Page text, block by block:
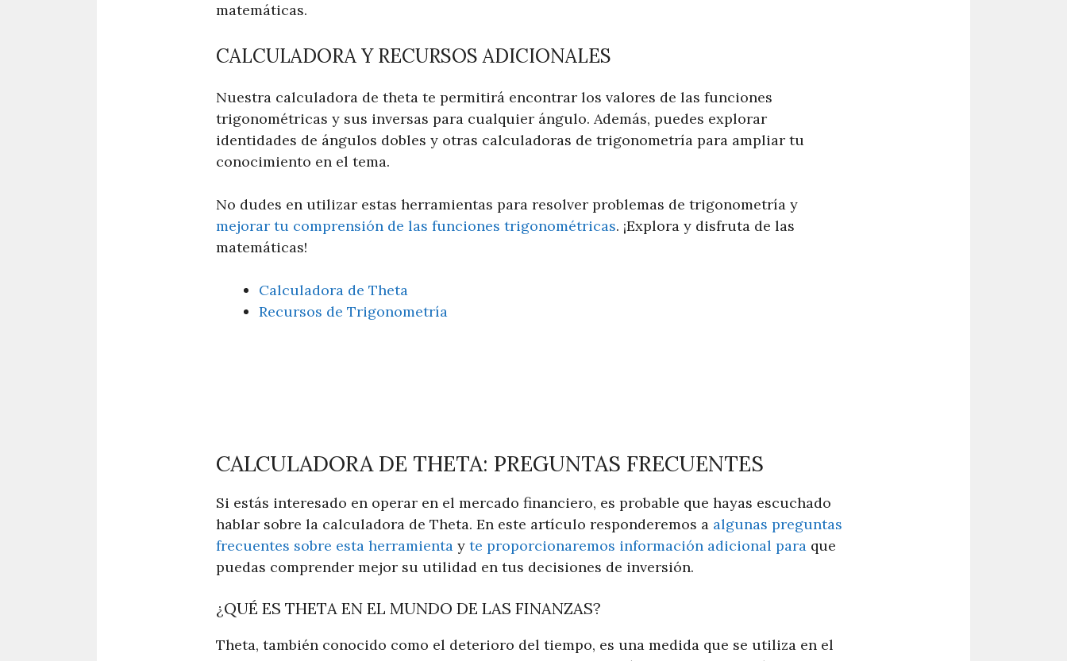
matemáticas.
CALCULADORA Y RECURSOS ADICIONALES
Nuestra calculadora de theta te permitirá encontrar los valores de las funciones
trigonométricas y sus inversas para cualquier ángulo. Además, puedes explorar
identidades de ángulos dobles y otras calculadoras de trigonometría para ampliar tu
conocimiento en el tema.
No dudes en utilizar estas herramientas para resolver problemas de trigonometría y
mejorar tu comprensión de las funciones trigonométricas. ¡Explora y disfruta de las
matemáticas!
Calculadora de Theta
Recursos de Trigonometría
CALCULADORA DE THETA: PREGUNTAS FRECUENTES
Si estás interesado en operar en el mercado financiero, es probable que hayas escuchado
hablar sobre la calculadora de Theta. En este artículo responderemos a algunas preguntas
frecuentes sobre esta herramienta y te proporcionaremos información adicional para que
puedas comprender mejor su utilidad en tus decisiones de inversión.
¿QUÉ ES THETA EN EL MUNDO DE LAS FINANZAS?
Theta, también conocido como el deterioro del tiempo, es una medida que se utiliza en el